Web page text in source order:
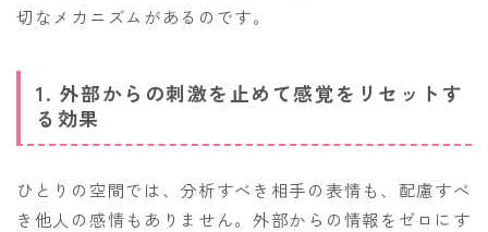
切なメカニズムがあるのです。
1. 外部からの刺激を止めて感覚をリセットす
る効果
ひとりの空間では、分析すべき相手の表情も、配慮すべ
き他人の感情もありません。外部からの情報をゼロにす